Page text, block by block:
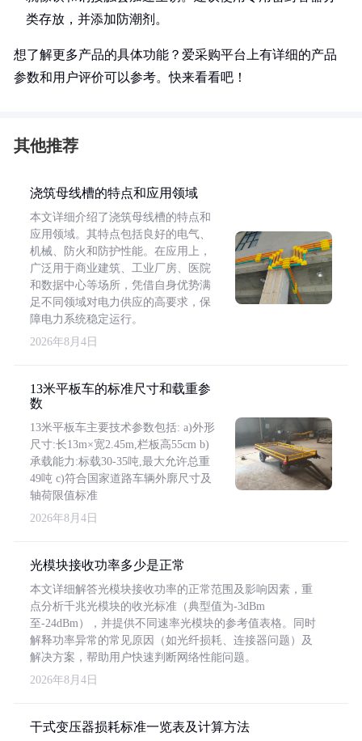
类存放，并添加防潮剂。
想了解更多产品的具体功能？爱采购平台上有详细的产品
参数和用户评价可以参考。快来看看吧！
其他推荐
浇筑母线槽的特点和应用领域
本文详细介绍了浇筑母线槽的特点和
应用领域。其特点包括良好的电气、
机械、防火和防护性能。在应用上，
广泛用于商业建筑、工业厂房、医院
和数据中心等场所，凭借自身优势满
足不同领域对电力供应的高要求，保
障电力系统稳定运行。
2026年8月4日
13米平板车的标准尺寸和载重参
数
13米平板车主要技术参数包括: a)外形
尺寸:长13m×宽2.45m,栏板高55cm b)
承载能力:标载30-35吨,最大允许总重
49吨 c)符合国家道路车辆外廓尺寸及
轴荷限值标准
2026年8月4日
光模块接收功率多少是正常
本文详细解答光模块接收功率的正常范围及影响因素，重
点分析千兆光模块的收光标准（典型值为-3dBm
至-24dBm），并提供不同速率光模块的参考值表格。同时
解释功率异常的常见原因（如光纤损耗、连接器问题）及
解决方案，帮助用户快速判断网络性能问题。
2026年8月4日
干式变压器损耗标准一览表及计算方法